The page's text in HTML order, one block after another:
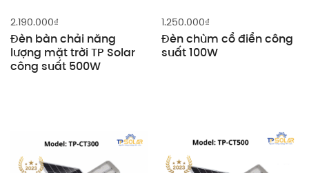
2.190.000₫
Đèn bàn chải năng
lượng mặt trời TP Solar
công suất 500W
1.250.000₫
Đèn chùm cổ điển công
suất 100W